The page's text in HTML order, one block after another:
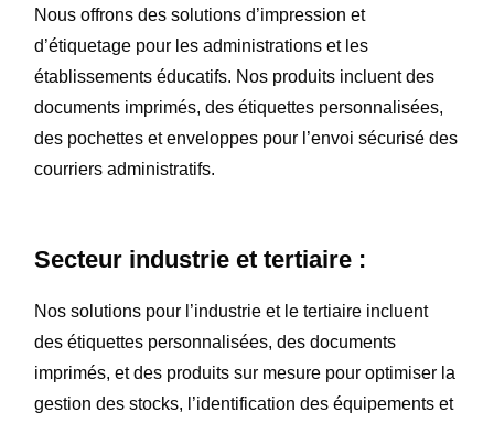
Nous offrons des solutions d’impression et
d’étiquetage pour les administrations et les
établissements éducatifs. Nos produits incluent des
documents imprimés, des étiquettes personnalisées,
des pochettes et enveloppes pour l’envoi sécurisé des
courriers administratifs.
Secteur industrie et tertiaire :
Nos solutions pour l’industrie et le tertiaire incluent
des étiquettes personnalisées, des documents
imprimés, et des produits sur mesure pour optimiser la
gestion des stocks, l’identification des équipements et